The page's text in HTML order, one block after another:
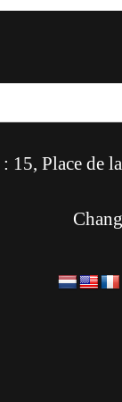
: 15, Place de